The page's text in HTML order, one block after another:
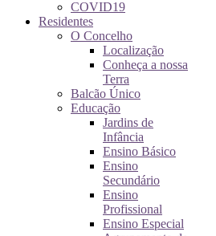
COVID19
Residentes
O Concelho
Localização
Conheça a nossa
Terra
Balcão Único
Educação
Jardins de
Infância
Ensino Básico
Ensino
Secundário
Ensino
Profissional
Ensino Especial